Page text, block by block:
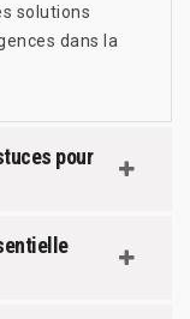
solutions
dans la
pour